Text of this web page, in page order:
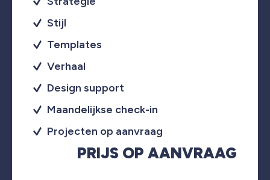
Stijl
Templates
Verhaal
Design support
Maandelijkse check-in
Projecten op aanvraag
PRIJS OP AANVRAAG